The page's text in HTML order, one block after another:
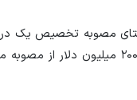
مصوبه تخصیص یک
مقرر شد منابع ریالی معادل ۲۰۰